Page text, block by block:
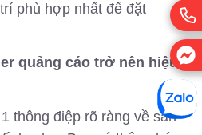
phù hợp nhất để đặt
quảng cáo trở nên hiệu
thông điệp rõ ràng về sản